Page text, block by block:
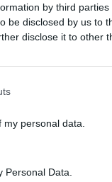
by third parties
be disclosed by us to
disclose it to other
personal data.
Data.